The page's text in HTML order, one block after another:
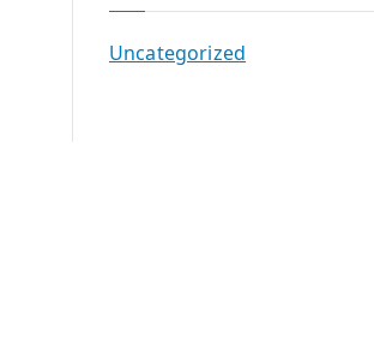
Uncategorized